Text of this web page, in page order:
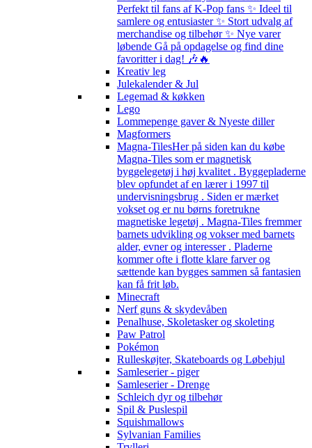
Perfekt til fans af K-Pop fans ✨ Ideel til
samlere og entusiaster ✨ Stort udvalg af
merchandise og tilbehør ✨ Nye varer
løbende Gå på opdagelse og find dine
favoritter i dag! 🎶🔥
Kreativ leg
Julekalender & Jul
Legemad & køkken
Lego
Lommepenge gaver & Nyeste diller
Magformers
Magna-TilesHer på siden kan du købe
Magna-Tiles som er magnetisk
byggelegetøj i høj kvalitet . Byggepladerne
blev opfundet af en lærer i 1997 til
undervisningsbrug . Siden er mærket
vokset og er nu børns foretrukne
magnetiske legetøj . Magna-Tiles fremmer
barnets udvikling og vokser med barnets
alder, evner og interesser . Pladerne
kommer ofte i flotte klare farver og
sættende kan bygges sammen så fantasien
kan få frit løb.
Minecraft
Nerf guns & skydevåben
Penalhuse, Skoletasker og skoleting
Paw Patrol
Pokémon
Rulleskøjter, Skateboards og Løbehjul
Samleserier - piger
Samleserier - Drenge
Schleich dyr og tilbehør
Spil & Puslespil
Squishmallows
Sylvanian Families